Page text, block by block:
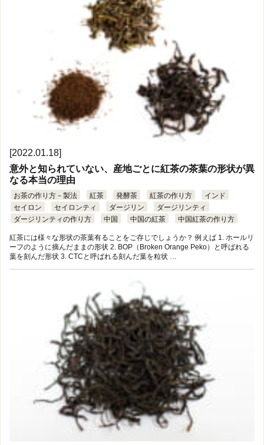
[2022.01.18]
意外と知られていない、産地ごとに紅茶の茶葉の形状が異
なる本当の理由
お茶の作り方－製法 紅茶 発酵茶 紅茶の作り方
インド
セイロン
セイロンティ ダージリン
ダージリンティ
ダージリンティの作り方
中国 中国の紅茶 中国紅茶の作り方
紅茶には様々な形状の茶葉有ることをご存じでしょうか？ 例えば 1. ホールリ
ーフのように摘んだままの形状 2. BOP（Broken Orange Peko）と呼ばれる
葉を刻んだ形状 3. CTCと呼ばれる刻んだ葉を粒状 …